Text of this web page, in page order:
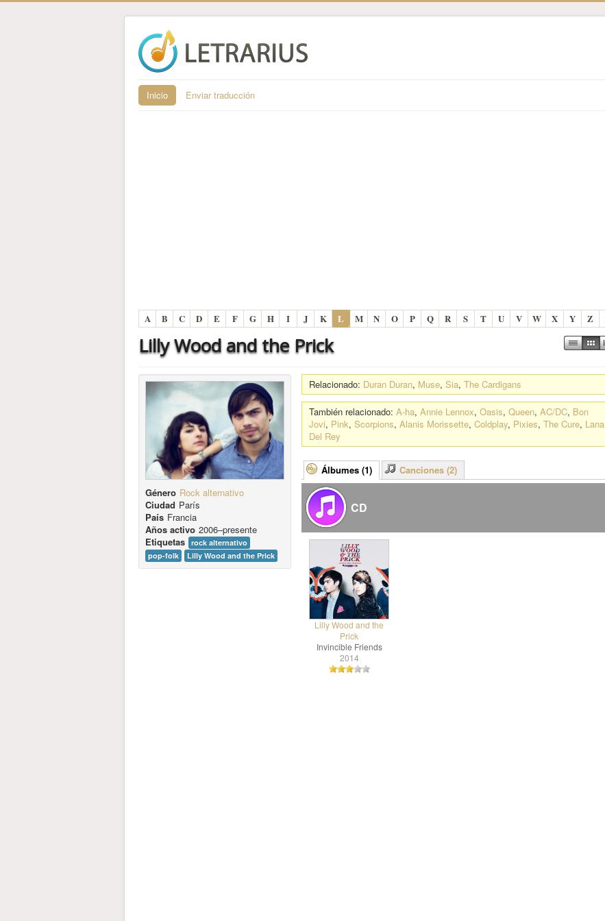
Inicio Enviar traducción
A B C D E F G H I J K L M N O P Q R S T U V W X Y Z
Lilly Wood and the Prick
Género Rock alternativo
Ciudad París
País Francia
Años activo 2006–presente
Etiquetas rock alternativo
pop-folk
Lilly Wood and the Prick
Relacionado: Duran Duran, Muse,Sia,The Cardigans
También relacionado:A-ha,Annie Lennox,Oasis,Queen,AC/DC, Bon
Jovi, Pink,Scorpions,Alanis Morissette,Coldplay, Pixies,The Cure, Lana
Del Rey
Álbumes (1) Canciones (2)
CD
Lilly Wood and the
Prick
Invincible Friends
2014